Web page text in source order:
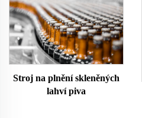
Stroj na plnění skleněných
lahví piva